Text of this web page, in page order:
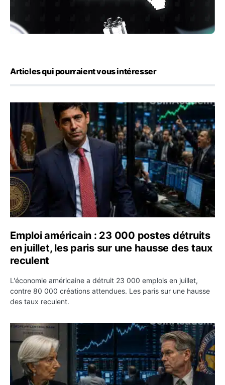
Articles qui pourraient vous intéresser
Emploi américain : 23 000 postes détruits en juillet, les
Emploi américain : 23 000 postes détruits
en juillet, les paris sur une hausse des taux
reculent
L'économie américaine a détruit 23 000 emplois en juillet,
contre 80 000 créations attendues. Les paris sur une hausse
des taux reculent.
Yen : Washington a vendu des euros sans prévenir la